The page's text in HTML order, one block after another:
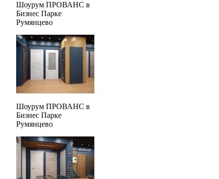
Шоурум ПРОВАНС в
Бизнес Парке
Румянцево
Шоурум ПРОВАНС в
Бизнес Парке
Румянцево